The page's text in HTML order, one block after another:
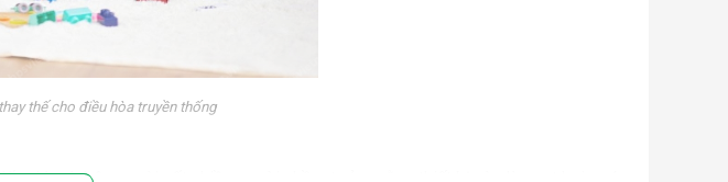
thế cho điều hòa truyền thống